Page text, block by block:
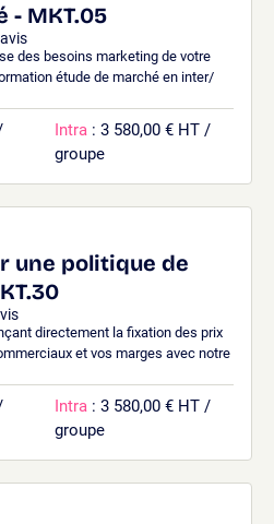
- MKT.05
avis
des besoins marketing de votre
étude de marché en inter/
Intra : 3 580,00 € HT /
groupe
une politique de
directement la fixation des prix
et vos marges avec notre
Intra : 3 580,00 € HT /
groupe